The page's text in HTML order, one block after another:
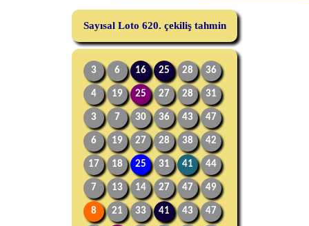
Sayısal Loto 620. çekiliş tahmin
3 6 16 25 28 36
4 19 25 27 28 31
3 7 30 36 43 47
6 19 27 28 38 42
17 18 25 31 41 44
7 13 14 27 47 49
8 21 33 41 43 47